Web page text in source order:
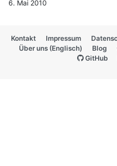
6. Mai 2010
Kontakt Impressum
Über uns (Englisch)
Blog
GitHub